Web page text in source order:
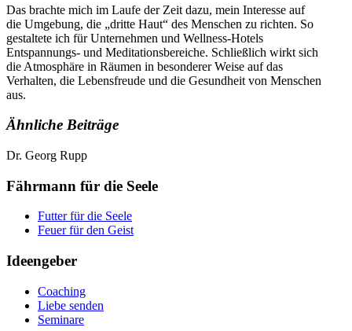
Das brachte mich im Laufe der Zeit dazu, mein Interesse auf
die Umgebung, die „dritte Haut“ des Menschen zu richten. So
gestaltete ich für Unternehmen und Wellness-Hotels
Entspannungs- und Meditationsbereiche. Schließlich wirkt sich
die Atmosphäre in Räumen in besonderer Weise auf das
Verhalten, die Lebensfreude und die Gesundheit von Menschen
aus.
Ähnliche Beiträge
Dr. Georg Rupp
Fährmann für die Seele
Futter für die Seele
Feuer für den Geist
Ideengeber
Coaching
Liebe senden
Seminare